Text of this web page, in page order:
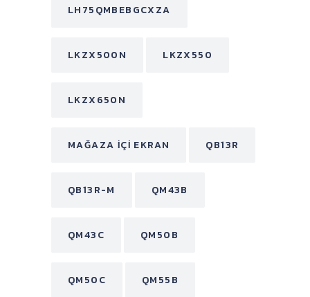
LH75QMBEBGCXZA
LKZX500N LKZX550
LKZX650N
MAĞAZA İÇI EKRAN QB13R
QB13R-M QM43B
QM43C QM50B
QM50C QM55B